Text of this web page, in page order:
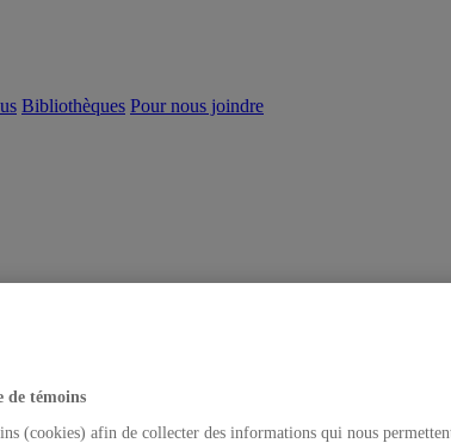
Bibliothèques Pour nous joindre
de témoins
(cookies) afin de collecter des informations qui nous